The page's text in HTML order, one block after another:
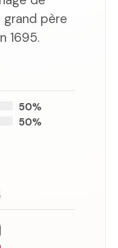
grand père
1695.
50%
50%